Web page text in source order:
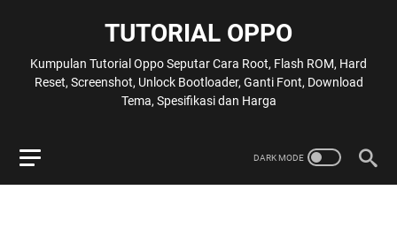
TUTORIAL OPPO
Kumpulan Tutorial Oppo Seputar Cara Root, Flash ROM, Hard
Reset, Screenshot, Unlock Bootloader, Ganti Font, Download
Tema, Spesifikasi dan Harga